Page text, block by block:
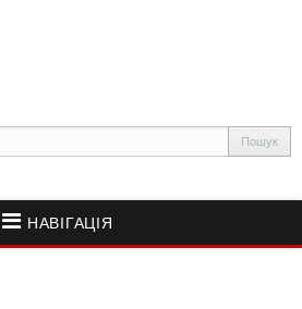
НАВІГАЦІЯ